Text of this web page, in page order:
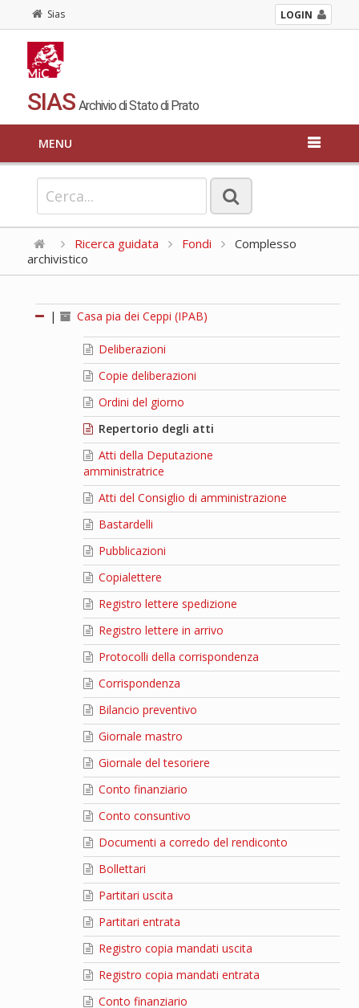
Sias LOGIN
SIAS Archivio di Stato di Prato
MENU
Ricerca guidata Fondi
Complesso
archivistico
| Casa pia dei Ceppi (IPAB)
Deliberazioni
Copie deliberazioni
Ordini del giorno
Repertorio degli atti
Atti della Deputazione
amministratrice
Atti del Consiglio di amministrazione
Bastardelli
Pubblicazioni
Copialettere
Registro lettere spedizione
Registro lettere in arrivo
Protocolli della corrispondenza
Corrispondenza
Bilancio preventivo
Giornale mastro
Giornale del tesoriere
Conto finanziario
Conto consuntivo
Documenti a corredo del rendiconto
Bollettari
Partitari uscita
Partitari entrata
Registro copia mandati uscita
Registro copia mandati entrata
Conto finanziario